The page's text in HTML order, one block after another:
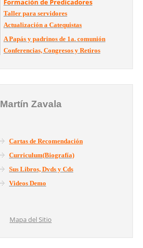
Formación de Predicadores
Taller para servidores
Actualización a Catequistas
A Papás y padrinos de 1a. comunión
Conferencias, Congresos y Retiros
Martín Zavala
Cartas de Recomendación
Curriculum(Biografía)
Sus Libros, Dvds y Cds
Videos Demo
Mapa del Sitio